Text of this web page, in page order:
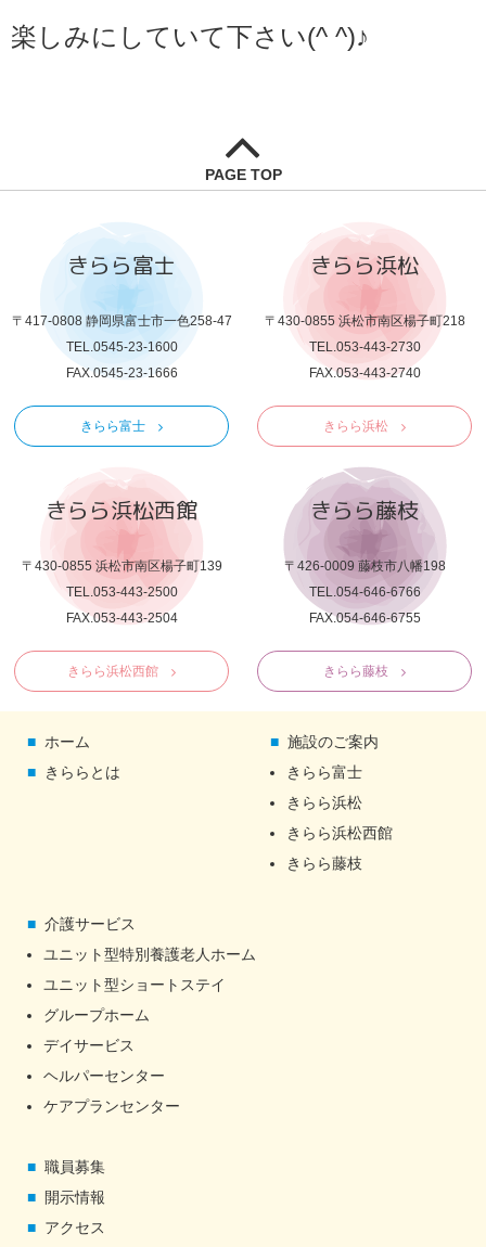
楽しみにしていて下さい(^ ^)♪
PAGE TOP
きらら富士
〒417-0808 静岡県富士市一色258-47
TEL.0545-23-1600
FAX.0545-23-1666
きらら富士
きらら浜松
〒430-0855 浜松市南区楊子町218
TEL.053-443-2730
FAX.053-443-2740
きらら浜松
きらら浜松西館
〒430-0855 浜松市南区楊子町139
TEL.053-443-2500
FAX.053-443-2504
きらら浜松西館
きらら藤枝
〒426-0009 藤枝市八幡198
TEL.054-646-6766
FAX.054-646-6755
きらら藤枝
ホーム
きららとは
施設のご案内
きらら富士
きらら浜松
きらら浜松西館
きらら藤枝
介護サービス
ユニット型特別養護老人ホーム
ユニット型ショートステイ
グループホーム
デイサービス
ヘルパーセンター
ケアプランセンター
職員募集
開示情報
アクセス